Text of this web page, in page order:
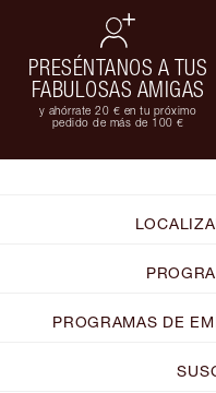
PRESÉNTANOS A TUS
FABULOSAS AMIGAS
y ahórrate 20 € en tu próximo
pedido de más de 100 €
PROGRAMAS DE